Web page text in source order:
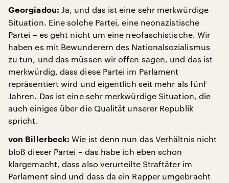
Georgiadou: Ja, und das ist eine sehr merkwürdige
Situation. Eine solche Partei, eine neonazistische
Partei – es geht nicht um eine neofaschistische. Wir
haben es mit Bewunderern des Nationalsozialismus
zu tun, und das müssen wir offen sagen, und das ist
merkwürdig, dass diese Partei im Parlament
repräsentiert wird und eigentlich seit mehr als fünf
Jahren. Das ist eine sehr merkwürdige Situation, die
auch einiges über die Qualität unserer Republik
spricht.
von Billerbeck: Wie ist denn nun das Verhältnis nicht
bloß dieser Partei – das habe ich eben schon
klargemacht, dass also verurteilte Straftäter im
Parlament sind und dass da ein Rapper umgebracht